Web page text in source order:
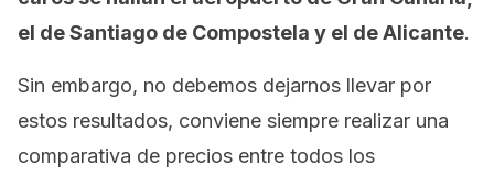
el de Santiago de Compostela y el de Alicante.
Sin embargo, no debemos dejarnos llevar por
estos resultados, conviene siempre realizar una
comparativa de precios entre todos los